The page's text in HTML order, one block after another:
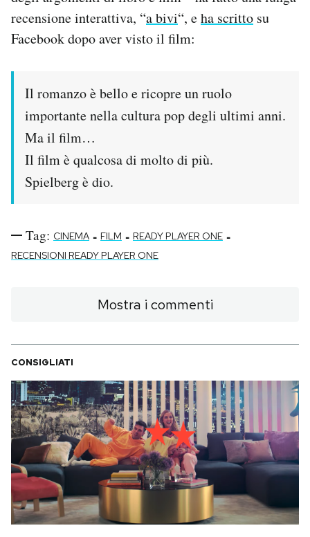
recensione interattiva, “a bivi“, eha scritto su
Facebook dopo aver visto il film:
Il romanzo è bello e ricopre un ruolo
importante nella cultura pop degli ultimi anni.
Ma il film…
Il film è qualcosa di molto di più.
Spielberg è dio.
Tag: CINEMA - FILM - READY PLAYER ONE -
RECENSIONI READY PLAYER ONE
Mostra i commenti
CONSIGLIATI